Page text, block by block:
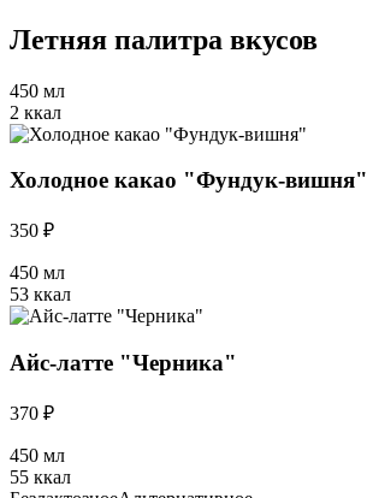
Летняя палитра вкусов
450 мл
2 ккал
Холодное какао "Фундук-вишня"
350 ₽
450 мл
53 ккал
Айс-латте "Черника"
370 ₽
450 мл
55 ккал